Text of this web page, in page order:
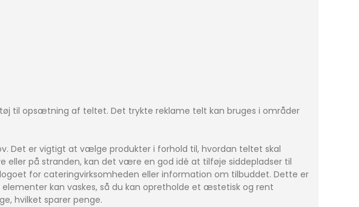
til opsætning af teltet. Det trykte reklame telt kan bruges i områder
Det er vigtigt at vælge produkter i forhold til, hvordan teltet skal
eller på stranden, kan det være en god idé at tilføje siddepladser til
for cateringvirksomheden eller information om tilbuddet. Dette er
kan vaskes, så du kan opretholde et æstetisk og rent
hvilket sparer penge.